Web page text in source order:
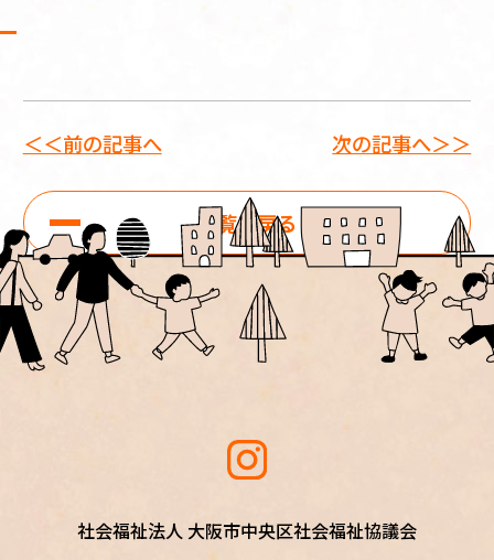
＜＜前の記事へ
一覧に戻る
次の記事へ＞＞
社会福祉法人 大阪市中央区社会福祉協議会